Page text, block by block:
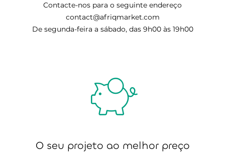
Contacte-nos para o seguinte endereço
contact@afriqmarket.com
De segunda-feira a sábado, das 9h00 às 19h00
O seu projeto ao melhor preço